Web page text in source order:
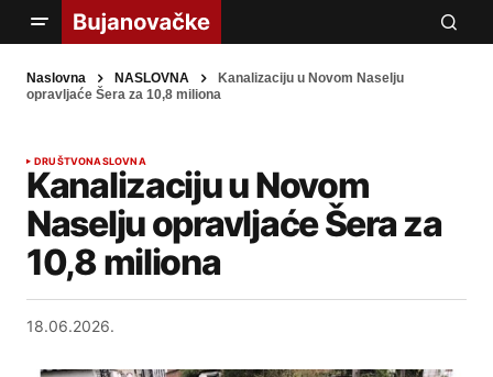
Naslovna NASLOVNA
Kanalizaciju u Novom Naselju
opravljaće Šera za 10,8 miliona
DRUŠTVONASLOVNA
Kanalizaciju u Novom
Naselju opravljaće Šera za
10,8 miliona
18.06.2026.